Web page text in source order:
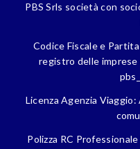
PBS Srls società con
Codice Fiscale e
registro delle imprese
Licenza Agenzia
Polizza RC